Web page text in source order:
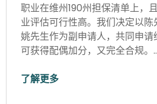
职业在维州190州担保清单上，
业评估可行性高。我们决定以陈
姚先生作为副申请人，共同申请
可获得配偶加分，又完全合规。
了解更多